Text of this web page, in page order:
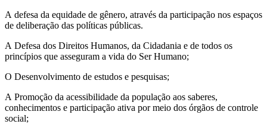
A defesa da equidade de gênero, através da participação nos espaços
de deliberação das políticas públicas.
A Defesa dos Direitos Humanos, da Cidadania e de todos os
princípios que asseguram a vida do Ser Humano;
O Desenvolvimento de estudos e pesquisas;
A Promoção da acessibilidade da população aos saberes,
conhecimentos e participação ativa por meio dos órgãos de controle
social;